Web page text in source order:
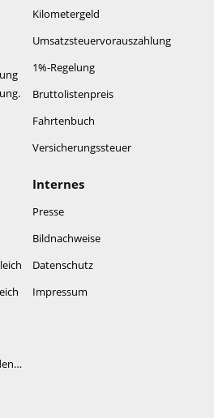
Kilometergeld
Umsatzsteuervorauszahlung
1%-Regelung
Bruttolistenpreis
Fahrtenbuch
Versicherungssteuer
Internes
Presse
Bildnachweise
Datenschutz
Impressum